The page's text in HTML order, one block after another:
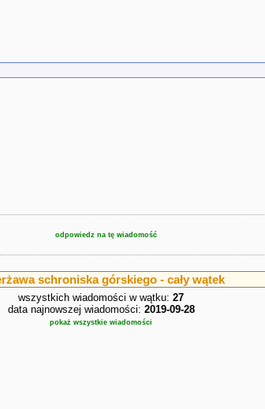
odpowiedz na tę wiadomość
schroniska górskiego - cały wątek
wszystkich wiadomości w wątku: 27
data najnowszej wiadomości: 2019-09-28
pokaż wszystkie wiadomości